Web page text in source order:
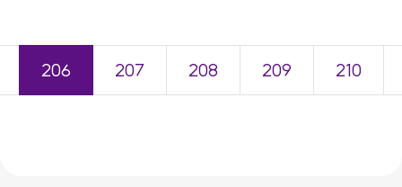
206 207 208 209 210